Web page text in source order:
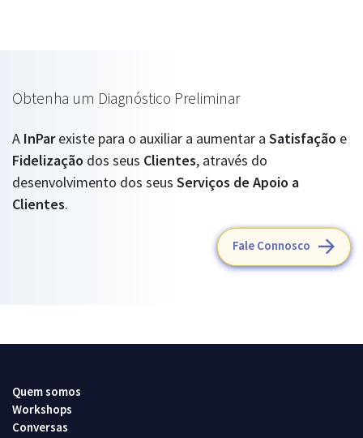
Obtenha um Diagnóstico Preliminar
A InParexiste para o auxiliar a aumentar a Satisfação e
Fidelização dos seus Clientes, através do
desenvolvimento dos seus Serviços de Apoio a
Clientes.
Fale Connosco
Quem somos
Workshops
Conversas